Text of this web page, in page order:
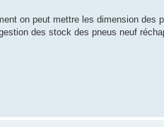
on peut mettre les dimension
des stock des pneus neuf